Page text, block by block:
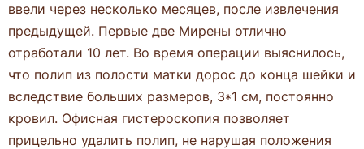
ввели через несколько месяцев, после извлечения
предыдущей. Первые две Мирены отлично
отработали 10 лет. Во время операции выяснилось,
что полип из полости матки дорос до конца шейки и
вследствие больших размеров, 3*1 см, постоянно
кровил. Офисная гистероскопия позволяет
прицельно удалить полип, не нарушая положения